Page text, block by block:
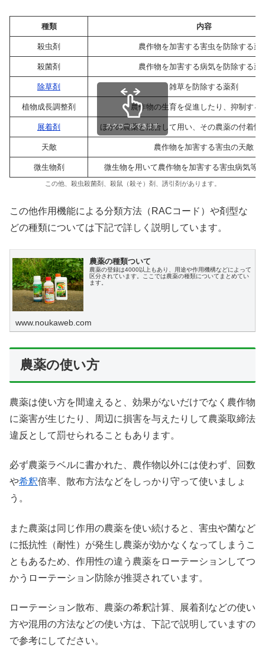
種類 内容
殺虫剤 農作物を加害する害虫を防除する薬
殺菌剤 農作物を加害する病気を防除する薬
除草剤 雑草を防除する薬剤
植物成長調整剤 農作物の生育を促進したり、抑制する
展着剤 ほかの農薬と混合して用い、その農薬の付着性
天敵 農作物を加害する害虫の天敵
微生物剤 微生物を用いて農作物を加害する害虫病気等
スクロールできます
この他、殺虫殺菌剤、殺鼠（殺そ）剤、誘引剤があります。
この他作用機能による分類方法（RACコード）や剤型な
どの種類については下記で詳しく説明しています。
農薬の種類ついて
農薬の登録は4000以上もあり、用途や作用機構などによって
区分されています。ここでは農薬の種類についてまとめてい
ます。
www.noukaweb.com
農薬の使い方
農薬は使い方を間違えると、効果がないだけでなく農作物
に薬害が生じたり、周辺に損害を与えたりして農薬取締法
違反として罰せられることもあります。
必ず農薬ラベルに書かれた、農作物以外には使わず、回数
や希釈倍率、散布方法などをしっかり守って使いましょ
う。
また農薬は同じ作用の農薬を使い続けると、害虫や菌など
に抵抗性（耐性）が発生し農薬が効かなくなってしまうこ
ともあるため、作用性の違う農薬をローテーションしてつ
かうローテーション防除が推奨されています。
ローテーション散布、農薬の希釈計算、展着剤などの使い
方や混用の方法などの使い方は、下記で説明していますの
で参考にしてださい。